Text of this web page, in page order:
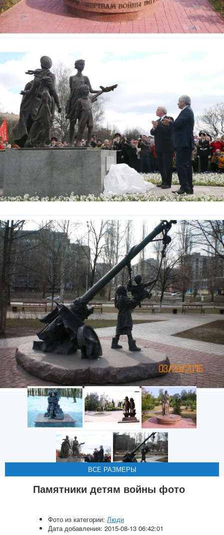
ВСЕ РАЗМЕРЫ
ВСЕ РАЗМЕРЫ
ВСЕ РАЗМЕРЫ
ВСЕ РАЗМЕРЫ
ВСЕ РАЗМЕРЫ
Памятники детям войны фото
Фото из категории: Люди
Дата добавления: 2015-08-13 06:42:01